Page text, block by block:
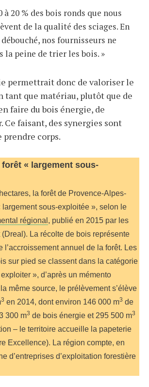
à 20 % des bois ronds que nous
de la qualité des sciages. En
débouché, nos fournisseurs ne
la peine de trier les bois. »
permettrait donc de valoriser le
tant que matériau, plutôt que de
faire du bois énergie, de
Ce faisant, des synergies sont
prendre corps.
forêt « largement sous-
la forêt de Provence-Alpes-
largement sous-exploitée », selon le
régional , publié en 2015 par les
(Dreal). La récolte de bois représente
l’accroissement annuel de la forêt. Les
sur pied se classent dans la catégorie
», d’après un mémento
même source, le prélèvement s’élève
3 en 2014, dont environ 146 000 m3 de
300 m3 de bois énergie et 295 500 m3
– le territoire accueille la papeterie
Excellence). La région compte, en
d’entreprises d’exploitation forestière